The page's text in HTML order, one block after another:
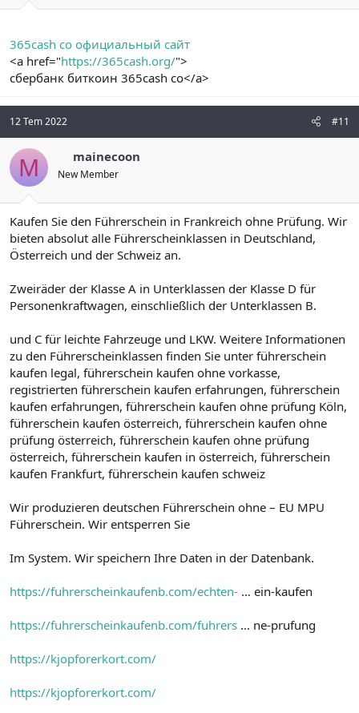
365cash co официальный сайт
<a href="https://365cash.org/">
сбербанк биткоин 365cash co</a>
12 Tem 2022 #11
M mainecoon
New Member
Kaufen Sie den Führerschein in Frankreich ohne Prüfung. Wir
bieten absolut alle Führerscheinklassen in Deutschland,
Österreich und der Schweiz an.
Zweiräder der Klasse A in Unterklassen der Klasse D für
Personenkraftwagen, einschließlich der Unterklassen B.
und C für leichte Fahrzeuge und LKW. Weitere Informationen
zu den Führerscheinklassen finden Sie unter führerschein
kaufen legal, führerschein kaufen ohne vorkasse,
registrierten führerschein kaufen erfahrungen, führerschein
kaufen erfahrungen, führerschein kaufen ohne prüfung Köln,
führerschein kaufen österreich, führerschein kaufen ohne
prüfung österreich, führerschein kaufen ohne prüfung
österreich, führerschein kaufen in österreich, führerschein
kaufen Frankfurt, führerschein kaufen schweiz
Wir produzieren deutschen Führerschein ohne – EU MPU
Führerschein. Wir entsperren Sie
Im System. Wir speichern Ihre Daten in der Datenbank.
https://fuhrerscheinkaufenb.com/echten- … ein-kaufen
https://fuhrerscheinkaufenb.com/fuhrers … ne-prufung
https://kjopforerkort.com/
https://kjopforerkort.com/